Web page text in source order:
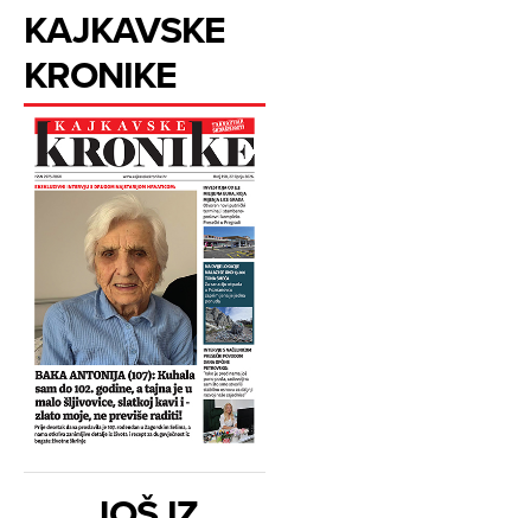
KAJKAVSKE
KRONIKE